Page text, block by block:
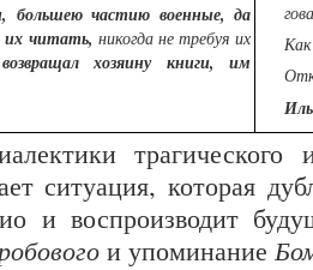
большею частию военные, да
их читать, никогда не требуя их
хозяину книги, им
ситуация, которая
и воспроизводит
и упоминание